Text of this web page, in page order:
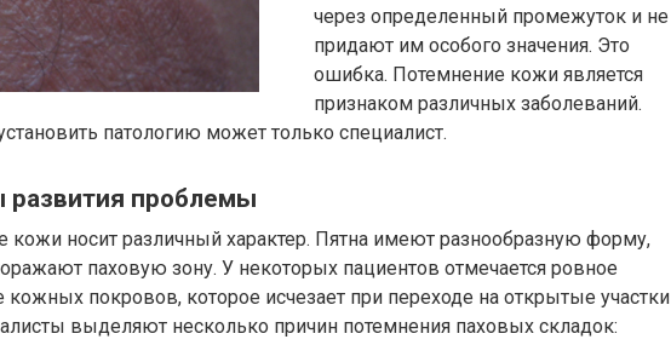
через определенный промежуток и не
придают им особого значения. Это
ошибка. Потемнение кожи является
признаком различных заболеваний.
патологию может только специалист.
развития проблемы
кожи носит различный характер. Пятна имеют разнообразную форму,
паховую зону. У некоторых пациентов отмечается ровное
кожных покровов, которое исчезает при переходе на открытые участки
выделяют несколько причин потемнения паховых складок: